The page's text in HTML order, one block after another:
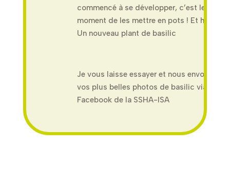
commencé à se développer, c’est le
moment de les mettre en pots ! Et hop !
Un nouveau plant de basilic
Je vous laisse essayer et nous envoyer
vos plus belles photos de basilic via le
Facebook de la SSHA-ISA